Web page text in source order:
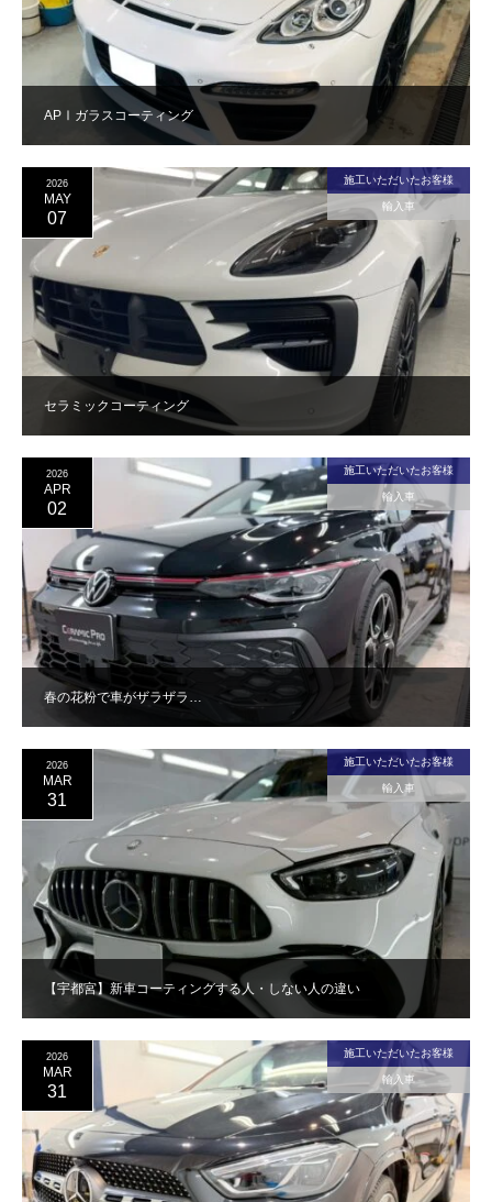
APⅠガラスコーティング
セラミックコーティング
2026
MAY
07
施工いただいたお客様
輸入車
春の花粉で車がザラザラ…
2026
APR
02
施工いただいたお客様
輸入車
【宇都宮】新車コーティングする人・しない人の違い
2026
MAR
31
施工いただいたお客様
輸入車
2026
MAR
31
施工いただいたお客様
輸入車